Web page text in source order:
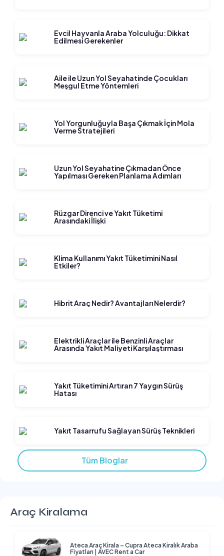
Evcil Hayvanla Araba Yolculuğu: Dikkat
Edilmesi Gerekenler
Aile ile Uzun Yol Seyahatinde Çocukları
Meşgul Etme Yöntemleri
Yol Yorgunluğuyla Başa Çıkmak İçin Mola
Verme Stratejileri
Uzun Yol Seyahatine Çıkmadan Önce
Yapılması Gereken Planlama Adımları
Rüzgar Direnci ve Yakıt Tüketimi
Arasındaki İlişki
Klima Kullanımı Yakıt Tüketimini Nasıl
Etkiler?
Hibrit Araç Nedir? Avantajları Nelerdir?
Elektrikli Araçlar ile Benzinli Araçlar
Arasında Yakıt Maliyeti Karşılaştırması
Yakıt Tüketimini Artıran 7 Yaygın Sürüş
Hatası
Yakıt Tasarrufu Sağlayan Sürüş Teknikleri
Tüm Bloglar
Araç Kiralama
Ateca Araç Kirala – Cupra Ateca Kiralık Araba
Fiyatları | AVEC Rent a Car